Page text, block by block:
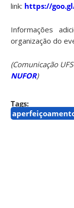
link: https://
Informações
organização do
(Comunicação
NUFOR)
Tags: